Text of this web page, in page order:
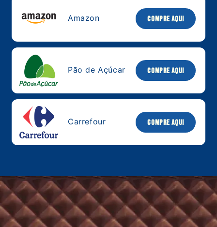
Amazon COMPRE AQUI
Pão de Açúcar COMPRE AQUI
Carrefour COMPRE AQUI